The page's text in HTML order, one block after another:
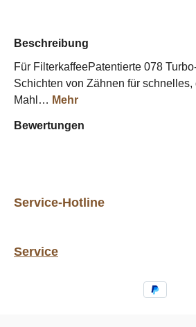
Beschreibung
Für FilterkaffeePatentierte 078
Schichten von Zähnen für
Mahl… Mehr
Bewertungen
Service-Hotline
Service